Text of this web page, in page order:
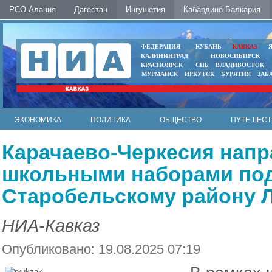
РСО-Алания Дагестан Ингушетия Кабардино-Балкария
ФЕДЕРАЦИЯ КУБАНЬ КАВКАЗ
КАЛИНИНГРАД
НОВОСИБИРСК
КРАСНОЯРСК
СПБ
ВЛАДИВОСТОК
МУРМАНСК
ИРКУТСК БУРЯТИЯ
ЭКОНОМИКА ПОЛИТИКА ОБЩЕСТВО
Карачаево-Черкесия
школьными наборами
Старобельскому району
НИА-Кавказ
Опубликовано: 19.08.2025 07:19